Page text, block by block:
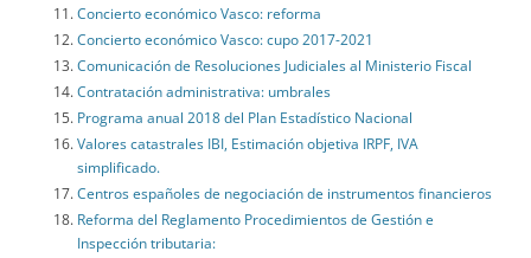
Concierto económico Vasco: reforma
Concierto económico Vasco: cupo 2017-2021
Comunicación de Resoluciones Judiciales al Ministerio Fiscal
Contratación administrativa: umbrales
Programa anual 2018 del Plan Estadístico Nacional
Valores catastrales IBI, Estimación objetiva IRPF, IVA
simplificado.
Centros españoles de negociación de instrumentos financieros
Reforma del Reglamento Procedimientos de Gestión e
Inspección tributaria: